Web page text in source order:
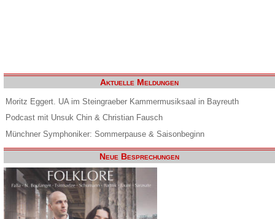
Aktuelle Meldungen
Moritz Eggert. UA im Steingraeber Kammermusiksaal in Bayreuth
Podcast mit Unsuk Chin & Christian Fausch
Münchner Symphoniker: Sommerpause & Saisonbeginn
Neue Besprechungen